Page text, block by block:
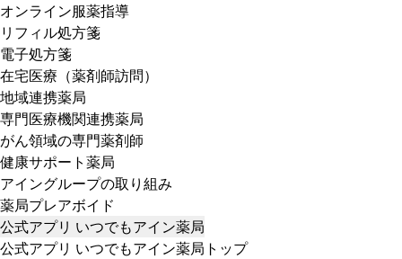
オンライン服薬指導
リフィル処方箋
電子処方箋
在宅医療（薬剤師訪問）
地域連携薬局
専門医療機関連携薬局
がん領域の専門薬剤師
健康サポート薬局
アイングループの取り組み
薬局プレアボイド
公式アプリ いつでもアイン薬局
公式アプリ いつでもアイン薬局トップ